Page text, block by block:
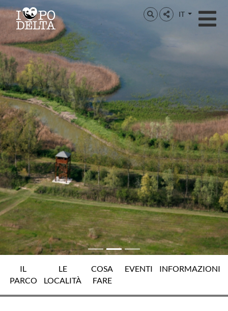
Delta del Po
Delta del Po
IT
IL
PARCO
LE
LOCALITÀ
COSA
FARE
EVENTI INFORMAZIONI